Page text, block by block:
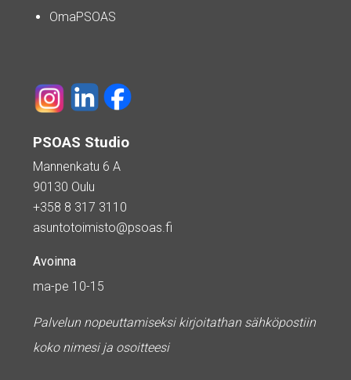
OmaPSOAS
PSOAS Studio
Mannenkatu 6 A
90130 Oulu
+358 8 317 3110
asuntotoimisto@psoas.fi
Avoinna
ma-pe 10-15
Palvelun nopeuttamiseksi kirjoitathan sähköpostiin
koko nimesi ja osoitteesi